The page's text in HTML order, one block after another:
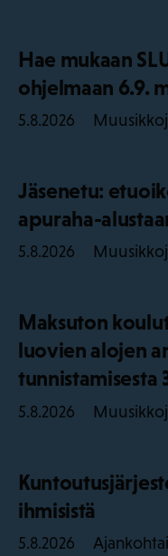
Hae mukaan
ohjelmaan 6.9.
5.8.2026
Jäsenetu:
apuraha-
5.8.2026
Maksuton
luovien alojen
tunnistamisesta
5.8.2026
ihmisistä
5.8.2026